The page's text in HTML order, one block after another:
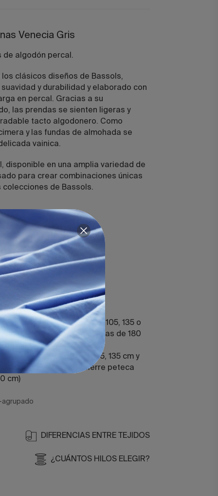
Venecia Gris
de algodón percal.
los clásicos diseños de Bassols,
y durabilidad y elaborado con
en percal. Gracias a su
las prendas se sienten ligeras y
tacto algodonero. Como
y las fundas de almohada se
vainica.
disponible en una amplia variedad de
para crear combinaciones únicas
colecciones de Bassols.
(para camas de 90, 105, 135 o
bajera clásica (para camas de 180
(para camas de 90, 105, 135 cm y
de almohada con cierre peteca
cm)
agrupado
DIFERENCIAS ENTRE TEJIDOS
¿CUÁNTOS HILOS ELEGIR?